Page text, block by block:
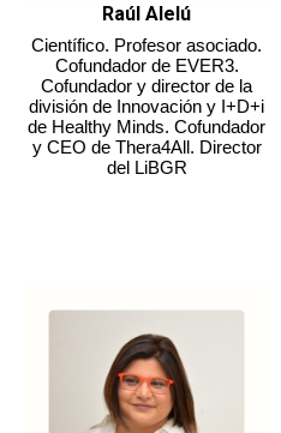
Raúl Alelú
Científico. Profesor asociado.
Cofundador de EVER3.
Cofundador y director de la
división de Innovación y I+D+i
de Healthy Minds. Cofundador
y CEO de Thera4All. Director
del LiBGR